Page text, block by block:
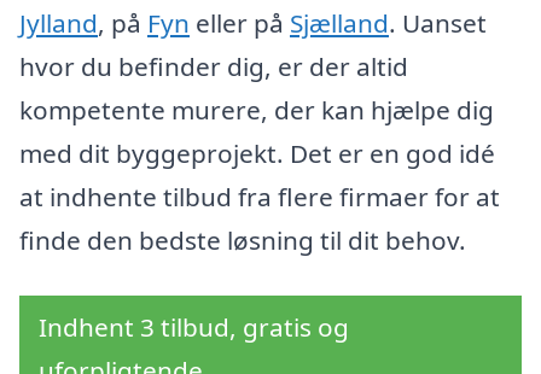
Jylland, på Fyn eller på Sjælland. Uanset
hvor du befinder dig, er der altid
kompetente murere, der kan hjælpe dig
med dit byggeprojekt. Det er en god idé
at indhente tilbud fra flere firmaer for at
finde den bedste løsning til dit behov.
Indhent 3 tilbud, gratis og